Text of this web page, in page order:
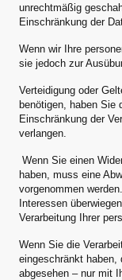
unrechtmäßig
Einschränkung der
Wenn wir Ihre
sie jedoch zur
Verteidigung oder
benötigen, haben Sie
Einschränkung der
verlangen.
Wenn Sie einen
haben, muss eine
vorgenommen
Interessen
Verarbeitung Ihrer
Wenn Sie die
eingeschränkt haben,
abgesehen – nur mit